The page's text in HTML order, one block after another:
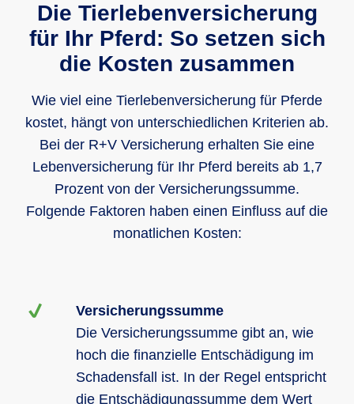
optional
infolge Unfall
optional
infolge Unfall
oder
Krankheit
Höchstaufnahmealter bei Einschluss
von Zusatzbausteinen
18 Jahre 13 Jahre
Selbstbehalt
0 % 0 % 20 %
Selbstbehalt
20 % 20 % 40 %
Geltungsbereich
Westeuropa
Die Tierlebenversicherung
für Ihr Pferd: So setzen sich
die Kosten zusammen
Wie viel eine Tierlebenversicherung für Pferde
kostet, hängt von unterschiedlichen Kriterien ab.
Bei der R+V Versicherung erhalten Sie eine
Lebenversicherung für Ihr Pferd bereits ab 1,7
Prozent von der Versicherungssumme.
Folgende Faktoren haben einen Einfluss auf die
monatlichen Kosten:
Versicherungssumme
Die Versicherungssumme gibt an, wie
hoch die finanzielle Entschädigung im
Schadensfall ist. In der Regel entspricht
die Entschädigungssumme dem Wert